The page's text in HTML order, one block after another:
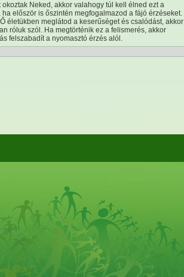
Neked, akkor valahogy túl kell élned ezt a
először is őszintén megfogalmazod a fájó érzéseket.
életükben meglátod a keserűséget és csalódást, akkor
róluk szól. Ha megtörténik ez a felismerés, akkor
felszabadít a nyomasztó érzés alól.